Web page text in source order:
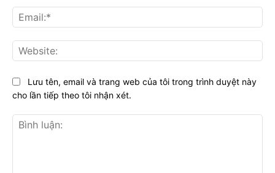
Lưu tên, email và trang web của tôi trong trình duyệt này
cho lần tiếp theo tôi nhận xét.